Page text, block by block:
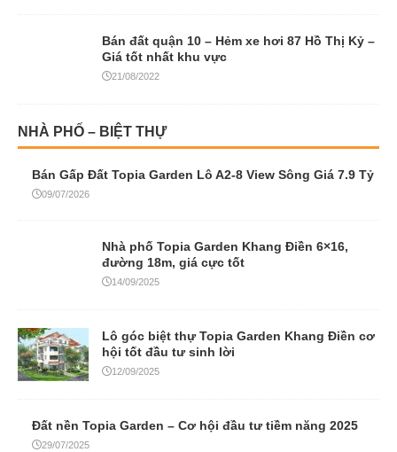
Bán đất quận 10 – Hẻm xe hơi 87 Hồ Thị Kỷ –
Giá tốt nhất khu vực
21/08/2022
NHÀ PHỐ – BIỆT THỰ
Bán Gấp Đất Topia Garden Lô A2-8 View Sông Giá 7.9 Tỷ
09/07/2026
Nhà phố Topia Garden Khang Điền 6×16,
đường 18m, giá cực tốt
14/09/2025
Lô góc biệt thự Topia Garden Khang Điền cơ
hội tốt đầu tư sinh lời
12/09/2025
Đất nền Topia Garden – Cơ hội đầu tư tiềm năng 2025
29/07/2025